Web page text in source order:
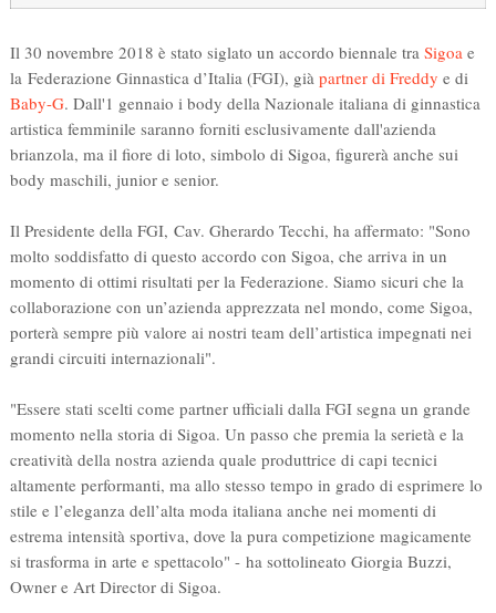
Il 30 novembre 2018 è stato siglato un accordo biennale tra Sigoae
la Federazione Ginnastica d’Italia (FGI), già partner di Freddy e di
Baby-G. Dall'1 gennaio i body della Nazionale italiana di ginnastica
artistica femminile saranno forniti esclusivamente dall'azienda
brianzola, ma il fiore di loto, simbolo di Sigoa, figurerà anche sui
body maschili, junior e senior.
Il Presidente della FGI, Cav. Gherardo Tecchi, ha affermato: "Sono
molto soddisfatto di questo accordo con Sigoa, che arriva in un
momento di ottimi risultati per la Federazione. Siamo sicuri che la
collaborazione con un’azienda apprezzata nel mondo, come Sigoa,
porterà sempre più valore ai nostri team dell’artistica impegnati nei
grandi circuiti internazionali".
"Essere stati scelti come partner ufficiali dalla FGI segna un grande
momento nella storia di Sigoa. Un passo che premia la serietà e la
creatività della nostra azienda quale produttrice di capi tecnici
altamente performanti, ma allo stesso tempo in grado di esprimere lo
stile e l’eleganza dell’alta moda italiana anche nei momenti di
estrema intensità sportiva, dove la pura competizione magicamente
si trasforma in arte e spettacolo" -ha sottolineato Giorgia Buzzi,
Owner e Art Director di Sigoa.